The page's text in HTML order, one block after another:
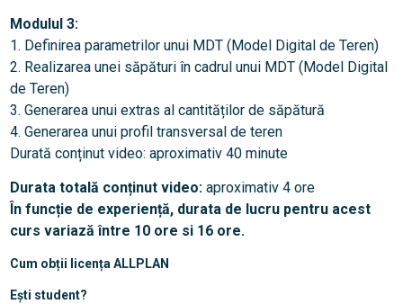
Modulul 3:
1. Definirea parametrilor unui MDT (Model Digital de Teren)
2. Realizarea unei săpături în cadrul unui MDT (Model Digital
de Teren)
3. Generarea unui extras al cantităților de săpătură
4. Generarea unui profil transversal de teren
Durată conținut video: aproximativ 40 minute
Durata totală conținut video:aproximativ 4 ore
În funcție de experiență, durata de lucru pentru acest
curs variază între 10 ore si 16 ore.
Cum obții licența ALLPLAN
Ești student?